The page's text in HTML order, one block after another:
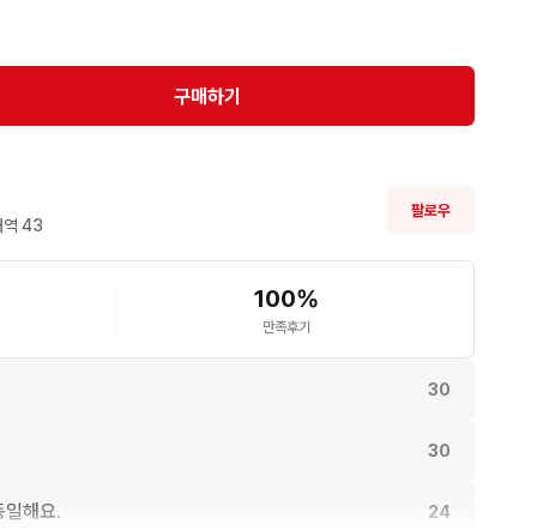
구매하기
역 43
팔로우
100%
만족후기
30
30
일해요. 24